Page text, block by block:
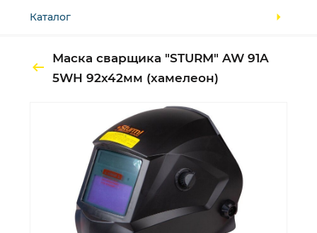
Каталог
Маска сварщика "STURM" AW 91A
5WH 92х42мм (хамелеон)